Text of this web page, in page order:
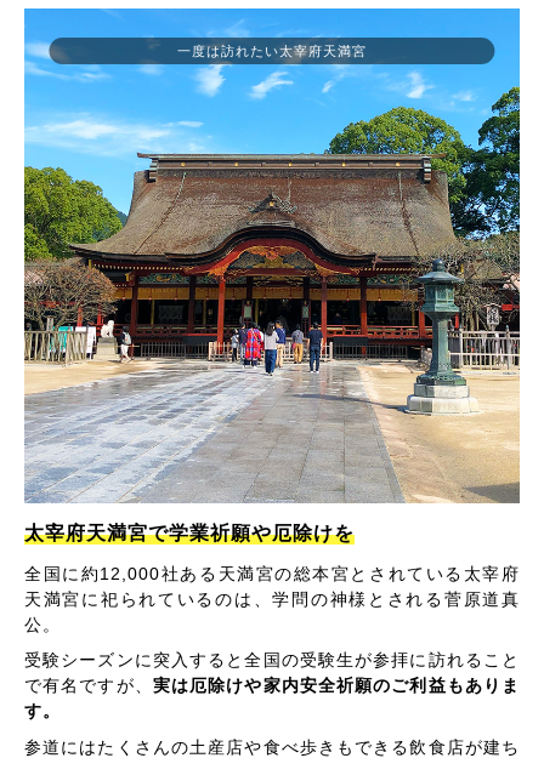
太宰府天満宮で学業祈願や厄除けを
全国に約12,000社ある天満宮の総本宮とされている太宰府
天満宮に祀られているのは、学問の神様とされる菅原道真
公。
受験シーズンに突入すると全国の受験生が参拝に訪れること
で有名ですが、 実は厄除けや家内安全祈願のご利益もありま
す。
参道にはたくさんの土産店や食べ歩きもできる飲食店が建ち
一度は訪れたい太宰府天満宮